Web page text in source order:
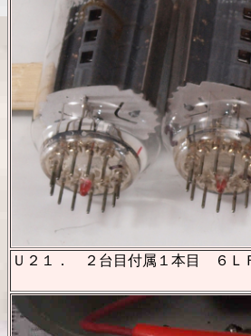
Ｕ２１．
２台目付属１本目 ６Ｌ
測定条件、「Ｅｐ＝Ｅｓ